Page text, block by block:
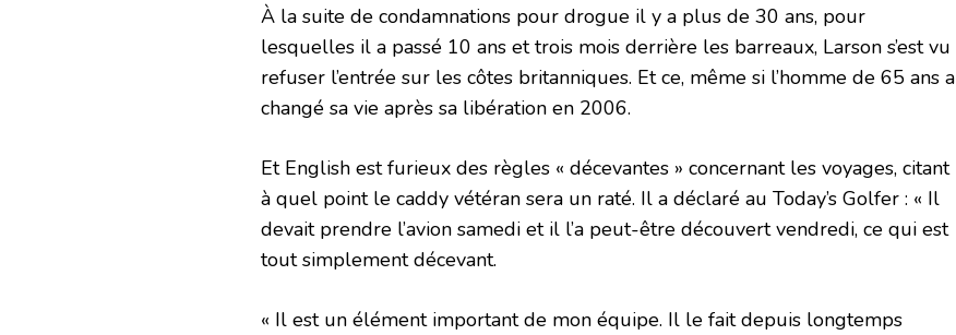
À la suite de condamnations pour drogue il y a plus de 30 ans, pour
lesquelles il a passé 10 ans et trois mois derrière les barreaux, Larson s’est vu
refuser l’entrée sur les côtes britanniques. Et ce, même si l’homme de 65 ans a
changé sa vie après sa libération en 2006.
Et English est furieux des règles « décevantes » concernant les voyages, citant
à quel point le caddy vétéran sera un raté. Il a déclaré au Today’s Golfer : « Il
devait prendre l’avion samedi et il l’a peut-être découvert vendredi, ce qui est
tout simplement décevant.
« Il est un élément important de mon équipe. Il le fait depuis longtemps